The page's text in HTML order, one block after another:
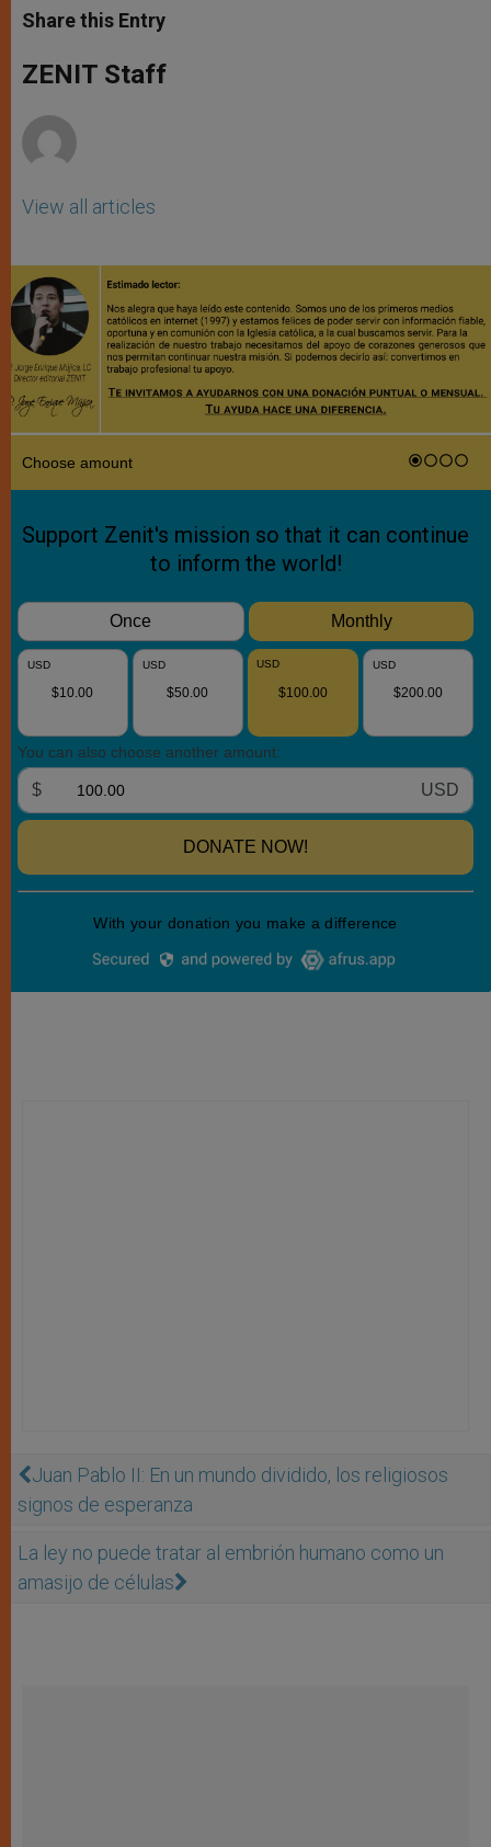
t
s
p
p
s
e
g
e
e
b
o
k
Share this Entry
ZENIT Staff
View all articles
Juan Pablo II: En un mundo dividido, los religiosos
signos de esperanza
La ley no puede tratar al embrión humano como un
amasijo de células